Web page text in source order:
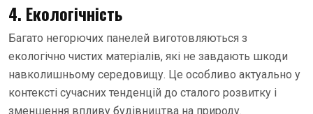
4. Екологічність
Багато негорючих панелей виготовляються з
екологічно чистих матеріалів, які не завдають шкоди
навколишньому середовищу. Це особливо актуально у
контексті сучасних тенденцій до сталого розвитку і
зменшення впливу будівництва на природу.